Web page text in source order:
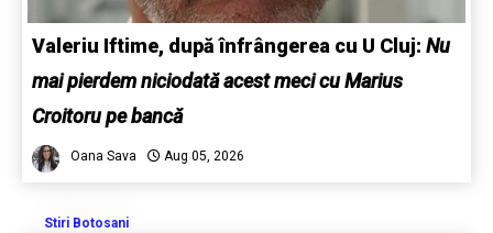
Valeriu Iftime, după înfrângerea cu U Cluj: Nu
mai pierdem niciodată acest meci cu Marius
Croitoru pe bancă
Oana Sava Aug 05, 2026
Stiri Botosani